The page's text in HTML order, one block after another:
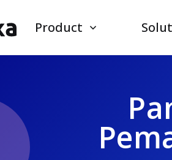
Product